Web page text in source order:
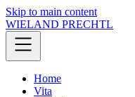
Skip to main content
WIELAND PRECHTL
Home
Vita